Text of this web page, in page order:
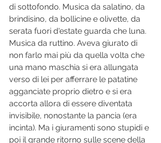
di sottofondo. Musica da salatino, da
brindisino, da bollicine e olivette, da
serata fuori d'estate guarda che luna.
Musica da ruttino. Aveva giurato di
non farlo mai più da quella volta che
una mano maschia si era allungata
verso di lei per afferrare le patatine
agganciate proprio dietro e si era
accorta allora di essere diventata
invisibile, nonostante la pancia (era
incinta). Ma i giuramenti sono stupidi e
poi il grande ritorno sulle scene della